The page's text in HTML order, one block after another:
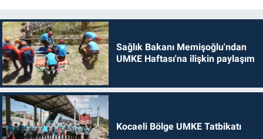
Sağlık Bakanı Memişoğlu'ndan
UMKE Haftası'na ilişkin paylaşım
Kocaeli Bölge UMKE Tatbikatı